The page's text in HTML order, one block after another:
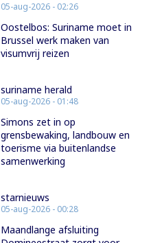
05-aug-2026 - 02:26
Oostelbos: Suriname moet in
Brussel werk maken van
visumvrij reizen
suriname herald
05-aug-2026 - 01:48
Simons zet in op
grensbewaking, landbouw en
toerisme via buitenlandse
samenwerking
starnieuws
05-aug-2026 - 00:28
Maandlange afsluiting